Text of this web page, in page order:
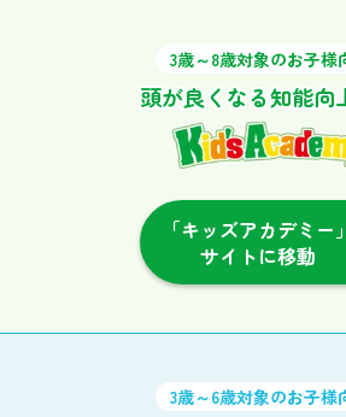
3歳～8歳対象のお子様
頭が良くなる知能向
「キッズアカデミー」
サイトに移動
3歳～6歳対象のお子様